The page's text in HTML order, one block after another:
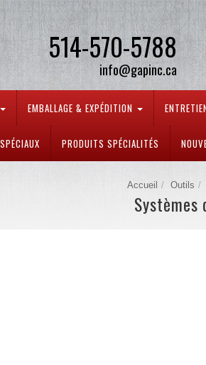
514-570-5788
info@gapinc.ca
EMBALLAGE & EXPÉDITION
PRODUITS SPÉCIALITÉS
Accueil Outils